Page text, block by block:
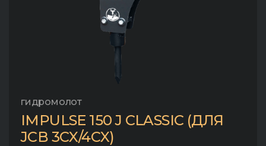
гидромолот
IMPULSE 150 J CLASSIC (ДЛЯ
JCB 3CX/4CX)